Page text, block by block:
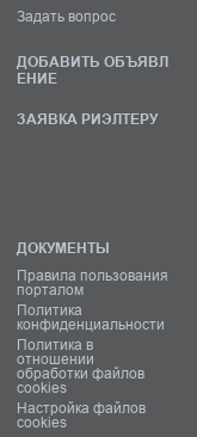
Задать вопрос
ДОБАВИТЬ ОБЪЯВЛ
ЕНИЕ
ЗАЯВКА РИЭЛТЕРУ
ДОКУМЕНТЫ
Правила пользования
порталом
Политика
конфиденциальности
Политика в
отношении
обработки файлов
cookies
Настройка файлов
cookies